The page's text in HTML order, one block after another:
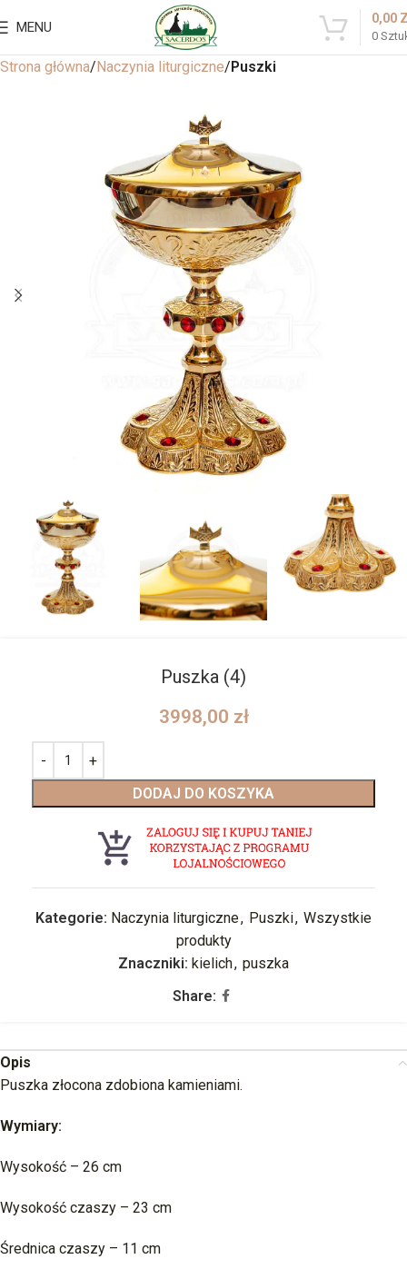
MENU
0
0,00
Strona główna Naczynia liturgiczne Puszki
Puszka (4)
3998,00 zł
DODAJ DO KOSZYKA
Kategorie: Naczynia liturgiczne, Puszki, Wszystkie
produkty
Znaczniki: kielich, puszka
Share:
Opis
Puszka złocona zdobiona kamieniami.
Wymiary:
Wysokość – 26 cm
Wysokość czaszy – 23 cm
Średnica czaszy – 11 cm